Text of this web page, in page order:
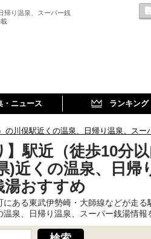
帰り温泉、スーパー銭
・ニュース ランキング
の川俣駅近くの温泉、日帰り温泉、スー
】駅近（徒歩10分以
)近くの温泉、日帰
湯おすすめ
にある東武伊勢崎・大師線などが走
泉、日帰り温泉、スーパー銭湯情報